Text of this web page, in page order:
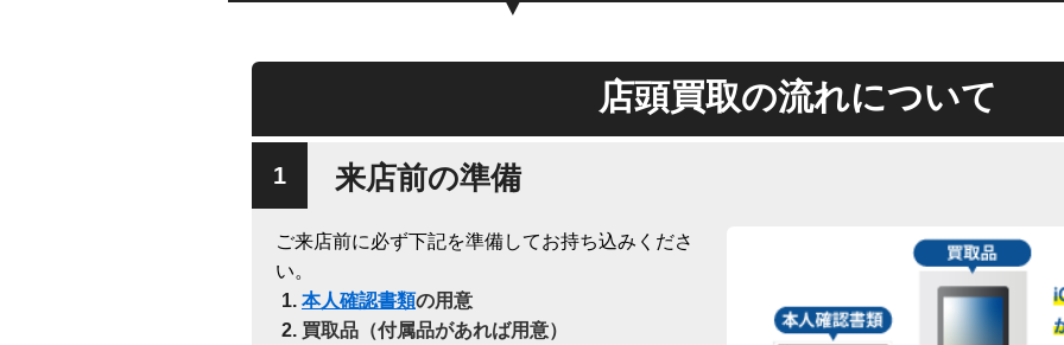
店頭買取の流れについて
来店前の準備
ご来店前に必ず下記を準備してお持ち込みくださ
い。
本人確認書類の用意
買取品（付属品があれば用意）